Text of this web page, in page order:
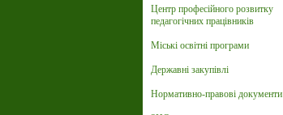
Центр професійного розвитку
педагогічних працівників
Міські освітні програми
Державні закупівлі
Нормативно-правові документи